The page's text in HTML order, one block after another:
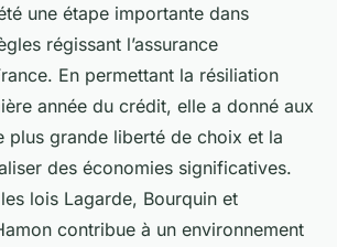
une étape importante dans
régissant l’assurance
En permettant la résiliation
année du crédit, elle a donné aux
plus grande liberté de choix et la
des économies significatives.
lois Lagarde, Bourquin et
contribue à un environnement